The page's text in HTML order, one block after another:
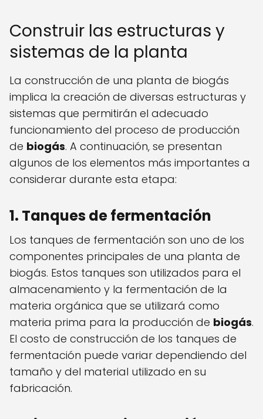
Construir las estructuras y
sistemas de la planta
La construcción de una planta de biogás
implica la creación de diversas estructuras y
sistemas que permitirán el adecuado
funcionamiento del proceso de producción
de biogás. A continuación, se presentan
algunos de los elementos más importantes a
considerar durante esta etapa:
1. Tanques de fermentación
Los tanques de fermentación son uno de los
componentes principales de una planta de
biogás. Estos tanques son utilizados para el
almacenamiento y la fermentación de la
materia orgánica que se utilizará como
materia prima para la producción de biogás.
El costo de construcción de los tanques de
fermentación puede variar dependiendo del
tamaño y del material utilizado en su
fabricación.